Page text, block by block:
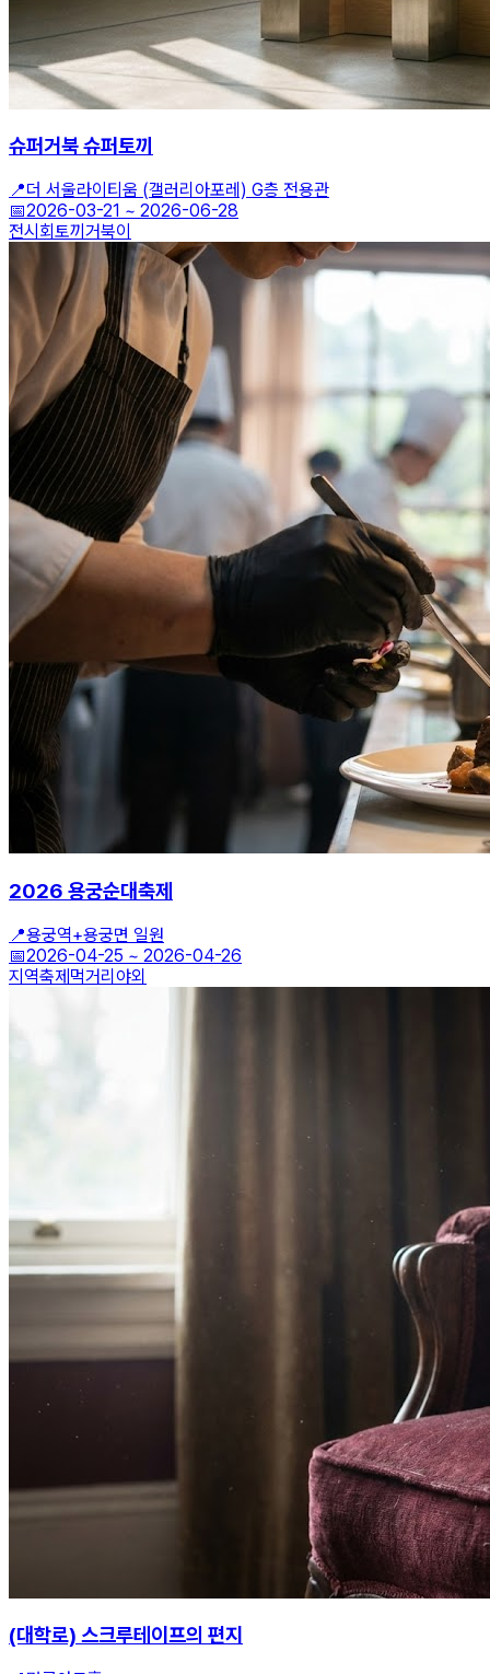
슈퍼거북 슈퍼토끼
📍더 서울라이티움 (갤러리아포레) G층 전용관
📅2026-03-21 ~ 2026-06-28
전시회토끼거북이
2026 용궁순대축제
📍용궁역+용궁면 일원
📅2026-04-25 ~ 2026-04-26
지역축제먹거리 야외
(대학로) 스크루테이프의 편지